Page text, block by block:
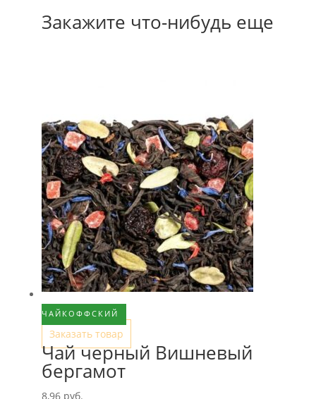
Закажите что-нибудь еще
ЧАЙКОФФСКИЙ
Заказать товар
Чай черный Вишневый
бергамот
8,96 руб.